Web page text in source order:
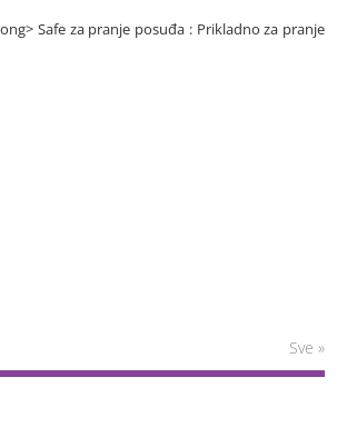
Safe za pranje posuđa : Prikladno za pranje
Sve »